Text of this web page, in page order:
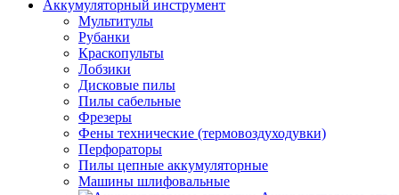
Аккумуляторный инструмент
Мультитулы
Рубанки
Краскопульты
Лобзики
Дисковые пилы
Пилы сабельные
Фрезеры
Фены технические (термовоздуходувки)
Перфораторы
Пилы цепные аккумуляторные
Машины шлифовальные